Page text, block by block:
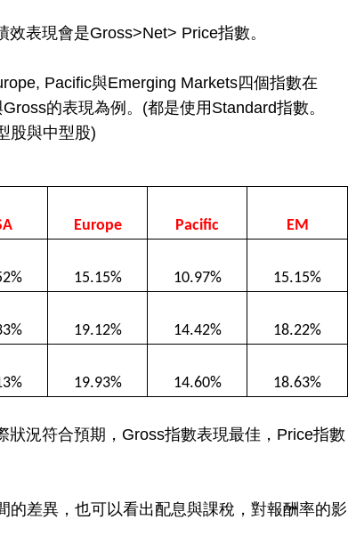
效表現會是Gross>Net> Price指數。
Pacific與Emerging Markets四個指數在
的表現為例。(都是使用Standard指數。
股與中型股)
Europe Pacific EM
15.15% 10.97% 15.15%
19.12% 14.42% 18.22%
19.93% 14.60% 18.63%
狀況符合預期，Gross指數表現最佳，Price指數
的差異，也可以看出配息與課稅，對報酬率的影